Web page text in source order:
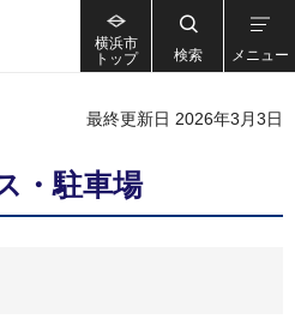
横浜市
トップ
検索 メニュー
最終更新日 2026年3月3日
・駐車場